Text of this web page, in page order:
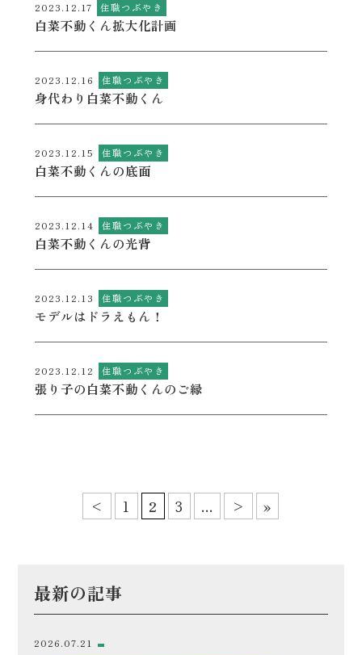
2023.12.17 住職つぶやき
白菜不動くん拡大化計画
2023.12.16 住職つぶやき
身代わり白菜不動くん
2023.12.15 住職つぶやき
白菜不動くんの底面
2023.12.14 住職つぶやき
白菜不動くんの光背
2023.12.13 住職つぶやき
モデルはドラえもん！
2023.12.12 住職つぶやき
張り子の白菜不動くんのご縁
< 1 2 3 ... > »
最新の記事
2026.07.21